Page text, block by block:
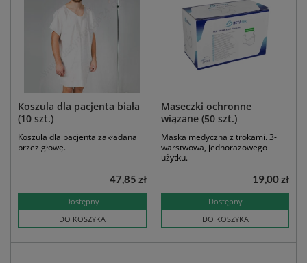
Koszula dla pacjenta biała
(10 szt.)
Koszula dla pacjenta zakładana
przez głowę.
Dostępny
DO KOSZYKA
47,85 zł
Maseczki ochronne
wiązane (50 szt.)
Maska medyczna z trokami. 3-
warstwowa, jednorazowego
użytku.
Dostępny
DO KOSZYKA
19,00 zł